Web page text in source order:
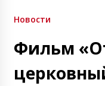
Новости
Фильм